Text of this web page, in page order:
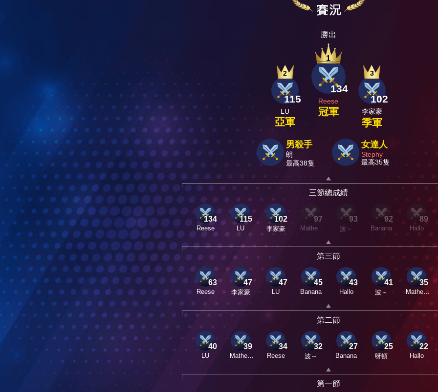
勝出
1
134
Reese
冠軍
2
115
LU
亞軍
3
102
李家豪
季軍
男殺手
朗
最高38隻
女達人
Stephy
最高35隻
三節總成績
134
Reese
115
LU
102
李家豪
97
Mathew
93
波～
92
Banana
89
Hallo
第三節
63
Reese
47
李家豪
47
LU
45
Banana
43
Hallo
41
波～
35
Mathew
第二節
40
LU
39
Mathew
34
Reese
32
波～
27
Banana
25
呀頓
22
Hallo
第一節